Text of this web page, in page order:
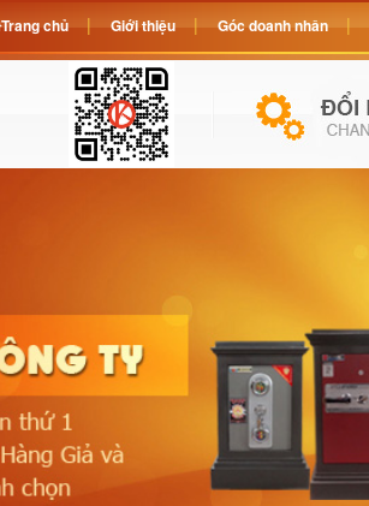
Trang chủ Giới thiệu Góc doanh nhân